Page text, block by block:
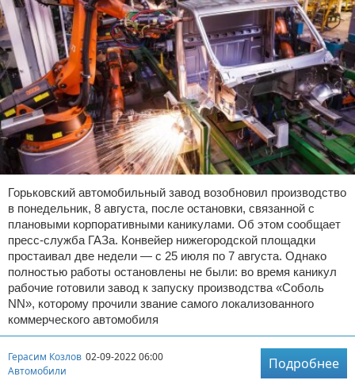
Горьковский автомобильный завод возобновил производство
в понедельник, 8 августа, после остановки, связанной с
плановыми корпоративными каникулами. Об этом сообщает
пресс-служба ГАЗа. Конвейер нижегородской площадки
простаивал две недели — с 25 июля по 7 августа. Однако
полностью работы остановлены не были: во время каникул
рабочие готовили завод к запуску производства «Соболь
NN», которому прочили звание самого локализованного
коммерческого автомобиля
Герасим Козлов 02-09-2022 06:00
Автомобили
Подробнее